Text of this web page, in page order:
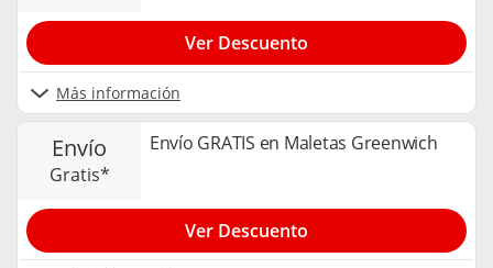
Más información
Ver Descuento
envío
gratis*
Envío GRATIS en Maletas Greenwich
Ver Descuento